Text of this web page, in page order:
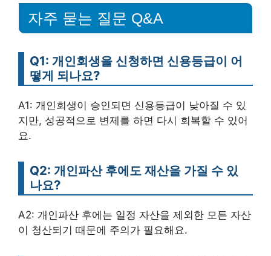
자주 묻는 질문 Q&A
Q1: 개인회생을 신청하면 신용등급이 어
떻게 되나요?
A1: 개인회생이 승인되면 신용등급이 낮아질 수 있
지만, 성공적으로 변제를 하면 다시 회복할 수 있어
요.
Q2: 개인파산 후에도 재산을 가질 수 있
나요?
A2: 개인파산 후에는 일정 자산을 제외한 모든 자산
이 청산되기 때문에 주의가 필요해요.